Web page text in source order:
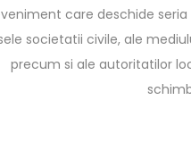
care deschide
societatii civile, ale
precum si ale autoritatilor